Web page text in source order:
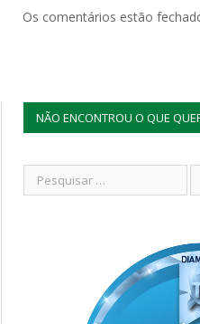
Os comentários estão
NÃO ENCONTROU O QUE